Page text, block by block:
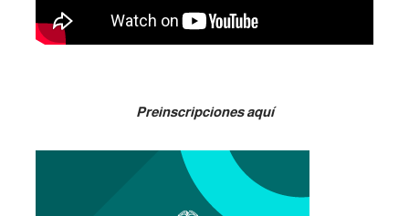
Preinscripciones aquí